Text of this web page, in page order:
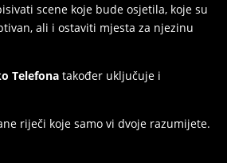
scene koje bude osjetila, koje su
ali i ostaviti mjesta za njezinu
Telefona također uključuje i
riječi koje samo vi dvoje razumijete.